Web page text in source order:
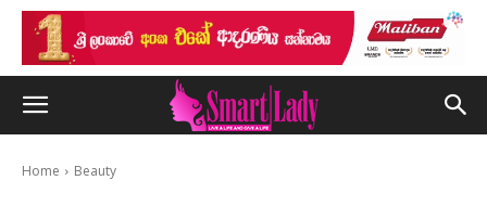
Home Beauty